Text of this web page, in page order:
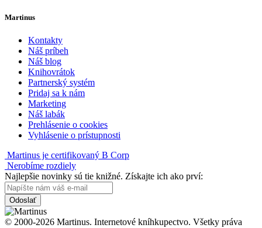
Martinus
Kontakty
Náš príbeh
Náš blog
Knihovrátok
Partnerský systém
Pridaj sa k nám
Marketing
Náš labák
Prehlásenie o cookies
Vyhlásenie o prístupnosti
Martinus je certifikovaný B Corp
Nerobíme rozdiely
Najlepšie novinky sú tie knižné. Získajte ich ako prví:
Odoslať
© 2000-2026 Martinus. Internetové kníhkupectvo. Všetky práva